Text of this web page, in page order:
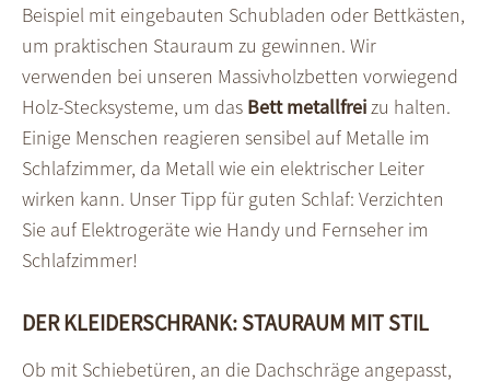
Beispiel mit eingebauten Schubladen oder Bettkästen,
um praktischen Stauraum zu gewinnen. Wir
verwenden bei unseren Massivholzbetten vorwiegend
Holz-Stecksysteme, um das Bett metallfreizu halten.
Einige Menschen reagieren sensibel auf Metalle im
Schlafzimmer, da Metall wie ein elektrischer Leiter
wirken kann. Unser Tipp für guten Schlaf: Verzichten
Sie auf Elektrogeräte wie Handy und Fernseher im
Schlafzimmer!
DER KLEIDERSCHRANK: STAURAUM MIT STIL
Ob mit Schiebetüren, an die Dachschräge angepasst,